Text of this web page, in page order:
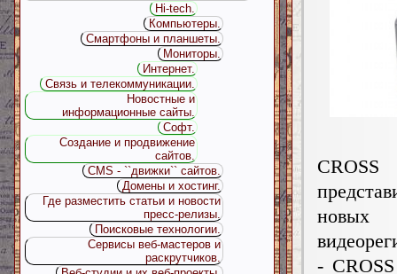
CROSS
новых
-
Hi-tech.
Компьютеры.
Смартфоны и планшеты.
Мониторы.
Интернет.
Связь и телекоммуникации.
Новостные и
информационные сайты.
Софт.
Создание и продвижение
сайтов.
CMS - ``движки`` сайтов.
Домены и хостинг.
Где разместить статьи и новости
пресс-релизы.
Поисковые технологии.
Сервисы веб-мастеров и
раскрутчиков.